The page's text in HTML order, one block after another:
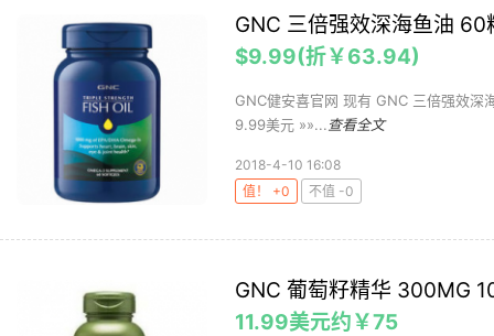
GNC 三倍强效深海鱼油 60
$9.99(折￥63.94)
GNC健安喜官网 现有 GNC 三倍强效深
9.99美元 »»... 查看全文
2018-4-10 16:08
值！ +0
不值 -0
GNC 葡萄籽精华 300MG
11.99美元约￥75